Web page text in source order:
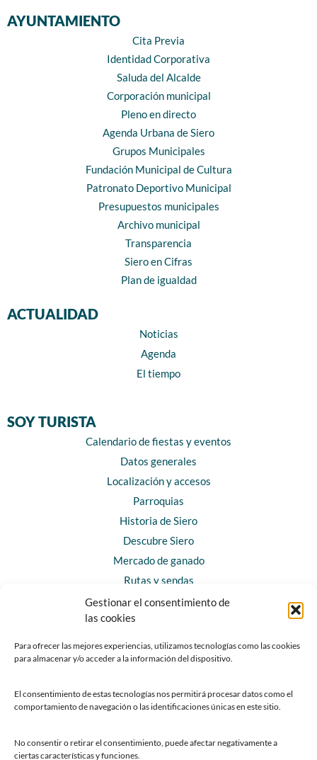
Gestionar el consentimiento de
las cookies
Para ofrecer las mejores experiencias, utilizamos tecnologías como las cookies
para almacenar y/o acceder a la información del dispositivo.
El consentimiento de estas tecnologías nos permitirá procesar datos como el
comportamiento de navegación o las identificaciones únicas en este sitio.
No consentir o retirar el consentimiento, puede afectar negativamente a
ciertas características y funciones.
AYUNTAMIENTO
Cita Previa
Identidad Corporativa
Saluda del Alcalde
Corporación municipal
Pleno en directo
Agenda Urbana de Siero
Grupos Municipales
Fundación Municipal de Cultura
Patronato Deportivo Municipal
Presupuestos municipales
Archivo municipal
Transparencia
Siero en Cifras
Plan de igualdad
ACTUALIDAD
Noticias
Agenda
El tiempo
SOY TURISTA
Calendario de fiestas y eventos
Datos generales
Localización y accesos
Parroquias
Historia de Siero
Descubre Siero
Mercado de ganado
Rutas y sendas
Horarios y contacto
Teléfonos de interés
Chatbot Siero
SEDES ELECTRÓNICAS
Sede del Ayuntamiento de Siero